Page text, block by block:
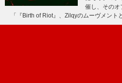
催し、そのオ
「『Birth of Riot』、Zilqyのムーヴメント